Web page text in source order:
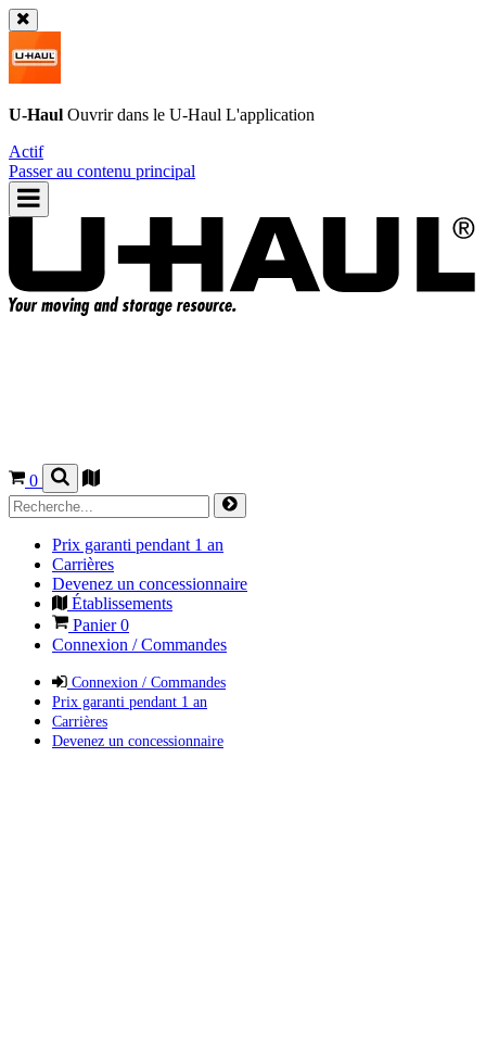
U-Haul Ouvrir dans le U-Haul L'application
Actif
Passer au contenu principal
0
Prix garanti pendant 1 an
Carrières
Devenez un concessionnaire
Établissements
Panier0
Connexion / Commandes
Connexion / Commandes
Prix garanti pendant 1 an
Carrières
Devenez un concessionnaire